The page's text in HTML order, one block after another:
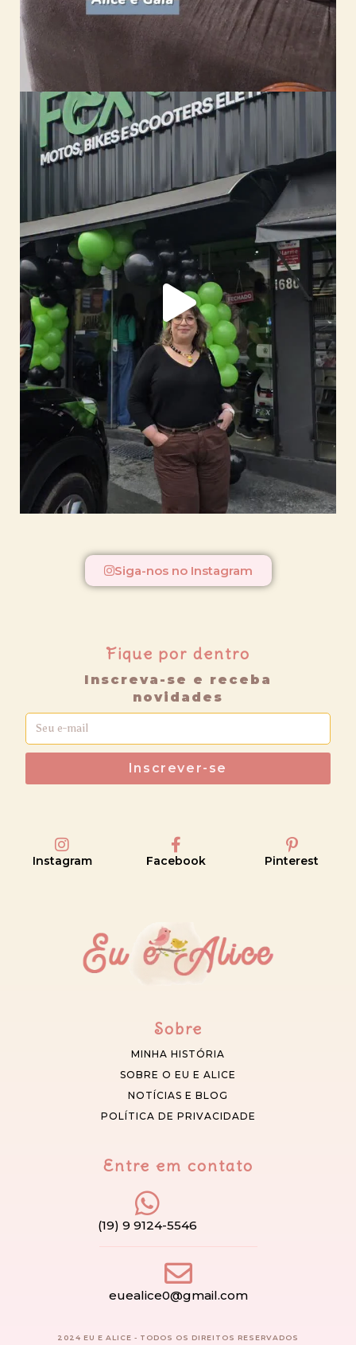
Siga-nos no Instagram
Fique por dentro
Inscreva-se e receba
novidades
Inscrever-se
Instagram Facebook Pinterest
Sobre
MINHA HISTÓRIA
SOBRE O EU E ALICE
NOTÍCIAS E BLOG
POLÍTICA DE PRIVACIDADE
Entre em contato
(19) 9 9124-5546
euealice0@gmail.com
2024 EU E ALICE - TODOS OS DIREITOS RESERVADOS